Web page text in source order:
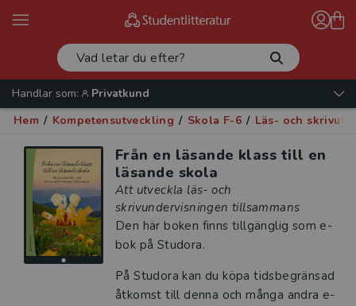
Handlar som:
Privatkund
Hem / Kompetensutveckling / Skola F-6 / Läs- och
Från en läsande klass till en
läsande skola
Att utveckla läs- och
skrivundervisningen tillsammans
Den här boken finns tillgänglig som e-
bok på Studora.
På Studora kan du köpa tidsbegränsad
åtkomst till denna och många andra e-